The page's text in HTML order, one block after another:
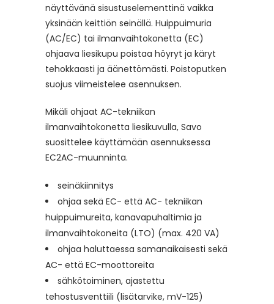
näyttävänä sisustuselementtinä vaikka
yksinään keittiön seinällä. Huippuimuria
(AC/EC) tai ilmanvaihtokonetta (EC)
ohjaava liesikupu poistaa höyryt ja käryt
tehokkaasti ja äänettömästi. Poistoputken
suojus viimeistelee asennuksen.
Mikäli ohjaat AC-tekniikan
ilmanvaihtokonetta liesikuvulla, Savo
suosittelee käyttämään asennuksessa
EC2AC-muunninta.
seinäkiinnitys
ohjaa sekä EC- että AC- tekniikan
huippuimureita, kanavapuhaltimia ja
ilmanvaihtokoneita (LTO) (max. 420 VA)
ohjaa haluttaessa samanaikaisesti sekä
AC- että EC-moottoreita
sähkötoiminen, ajastettu
tehostusventtiili (lisätarvike, mV-125)